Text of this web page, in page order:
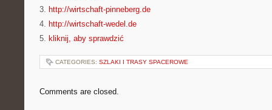
3. http://wirtschaft-pinneberg.de
4. http://wirtschaft-wedel.de
5. kliknij, aby sprawdzić
CATEGORIES: SZLAKI I TRASY SPACEROWE
Comments are closed.